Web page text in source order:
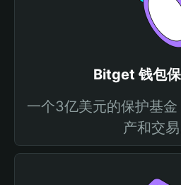
Bitget 钱包
一个3亿美元的保护基
产和交易